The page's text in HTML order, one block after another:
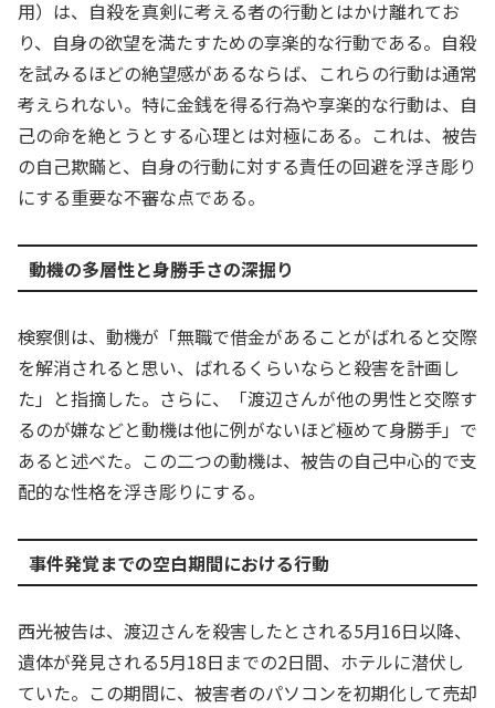
用）は、自殺を真剣に考える者の行動とはかけ離れてお
り、自身の欲望を満たすための享楽的な行動である。自殺
を試みるほどの絶望感があるならば、これらの行動は通常
考えられない。特に金銭を得る行為や享楽的な行動は、自
己の命を絶とうとする心理とは対極にある。これは、被告
の自己欺瞞と、自身の行動に対する責任の回避を浮き彫り
にする重要な不審な点である。
動機の多層性と身勝手さの深掘り
検察側は、動機が「無職で借金があることがばれると交際
を解消されると思い、ばれるくらいならと殺害を計画し
た」と指摘した。さらに、「渡辺さんが他の男性と交際す
るのが嫌などと動機は他に例がないほど極めて身勝手」で
あると述べた。この二つの動機は、被告の自己中心的で支
配的な性格を浮き彫りにする。
事件発覚までの空白期間における行動
西光被告は、渡辺さんを殺害したとされる5月16日以降、
遺体が発見される5月18日までの2日間、ホテルに潜伏し
ていた。この期間に、被害者のパソコンを初期化して売却